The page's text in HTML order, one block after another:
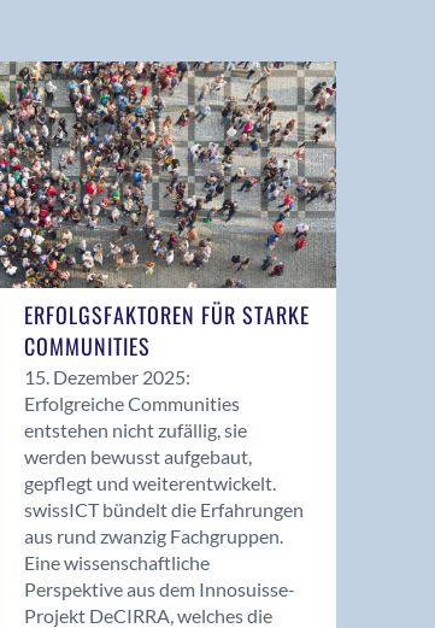
ERFOLGSFAKTOREN FÜR STARKE
COMMUNITIES
15. Dezember 2025:
Erfolgreiche Communities
entstehen nicht zufällig, sie
werden bewusst aufgebaut,
gepflegt und weiterentwickelt.
swissICT bündelt die Erfahrungen
aus rund zwanzig Fachgruppen.
Eine wissenschaftliche
Perspektive aus dem Innosuisse-
Projekt DeCIRRA, welches die